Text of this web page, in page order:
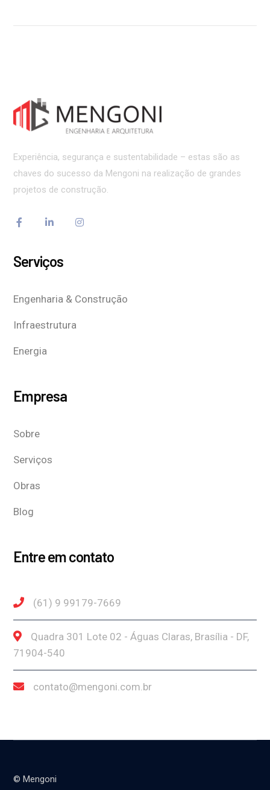
Experiência, segurança e sustentabilidade – estas são as
chaves do sucesso da Mengoni na realização de grandes
projetos de construção.
Serviços
Engenharia & Construção
Infraestrutura
Energia
Empresa
Sobre
Serviços
Obras
Blog
Entre em contato
(61) 9 99179-7669
Quadra 301 Lote 02 - Águas Claras, Brasília - DF,
71904-540
contato@mengoni.com.br
© Mengoni